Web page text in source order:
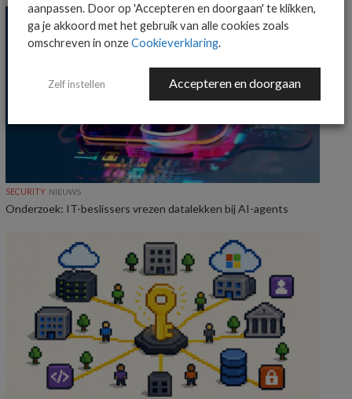
SECURITY NIEUWS
Onderzoek: IT-beslissers vrezen datalekken bij AI-agents
aanpassen. Door op 'Accepteren en doorgaan' te klikken,
ga je akkoord met het gebruik van alle cookies zoals
omschreven in onzeCookieverklaring.
Zelf instellen Accepteren en doorgaan